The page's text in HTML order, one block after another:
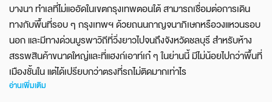
บางนา ทำเลที่ไม่แออัดในเขตกรุงเทพตอนใต้ สามารถเชื่อมต่อการเดิน
ทางกับพื้นที่รอบ ๆ กรุงเทพฯ ด้วยถนนกาญจนาภิเษกหรือวงแหวนรอบ
นอก และมีทางด่วนบูรพาวิถีที่วิ่งยาวไปจนถึงจังหวัดชลบุรี สำหรับห้าง
สรรพสินค้าขนาดใหญ่และที่แฮงก์เอาท์เก๋ ๆ ในย่านนี้ มีไม่น้อยไปกว่าพื้นที่
เมืองชั้นใน แต่ได้เปรียบกว่าตรงที่รถไม่ติดมากเท่าไร
อ่านเพิ่มเติม